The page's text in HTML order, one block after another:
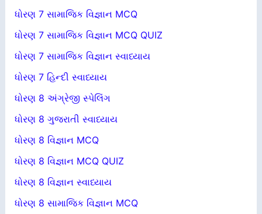
ધોરણ 7 સામાજિક વિજ્ઞાન MCQ
ધોરણ 7 સામાજિક વિજ્ઞાન MCQ QUIZ
ધોરણ 7 સામાજિક વિજ્ઞાન સ્વાધ્યાય
ધોરણ 7 હિન્દી સ્વાધ્યાય
ધોરણ 8 અંગ્રેજી સ્પેલિંગ
ધોરણ 8 ગુજરાતી સ્વાધ્યાય
ધોરણ 8 વિજ્ઞાન MCQ
ધોરણ 8 વિજ્ઞાન MCQ QUIZ
ધોરણ 8 વિજ્ઞાન સ્વાધ્યાય
ધોરણ 8 સામાજિક વિજ્ઞાન MCQ